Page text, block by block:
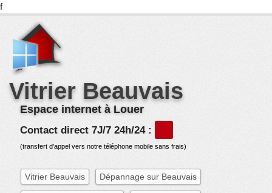
f
Vitrier Beauvais
Espace internet à Louer
Contact direct 7J/7 24h/24 :
(transfert d'appel vers notre téléphone mobile sans frais)
Vitrier Beauvais Dépannage sur Beauvais